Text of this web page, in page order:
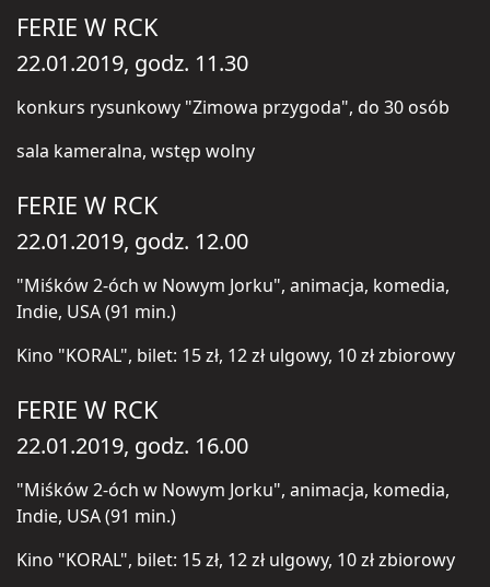
FERIE W RCK
22.01.2019, godz. 11.30
konkurs rysunkowy "Zimowa przygoda", do 30 osób
sala kameralna, wstęp wolny
FERIE W RCK
22.01.2019, godz. 12.00
"Miśków 2-óch w Nowym Jorku", animacja, komedia,
Indie, USA (91 min.)
Kino "KORAL", bilet: 15 zł, 12 zł ulgowy, 10 zł zbiorowy
FERIE W RCK
22.01.2019, godz. 16.00
"Miśków 2-óch w Nowym Jorku", animacja, komedia,
Indie, USA (91 min.)
Kino "KORAL", bilet: 15 zł, 12 zł ulgowy, 10 zł zbiorowy